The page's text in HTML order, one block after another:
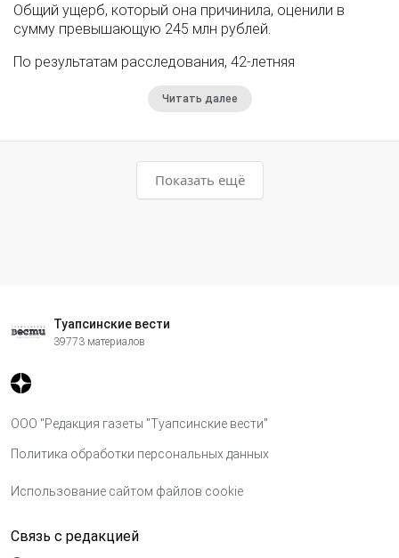
Общий ущерб, который она причинила, оценили в
сумму превышающую 245 млн рублей.
По результатам расследования, 42-летняя
Читать далее
Показать ещё
Туапсинские вести
39773 материалов
ООО "Редакция газеты "Туапсинские вести"
Политика обработки персональных данных
Использование сайтом файлов cookie
Связь с редакцией